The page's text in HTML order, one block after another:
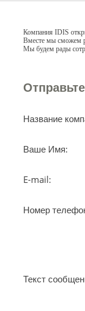
Компания IDIS
Вместе мы сможем
Мы будем рады
Название
Ваше Имя:
E-mail:
Номер
Текст